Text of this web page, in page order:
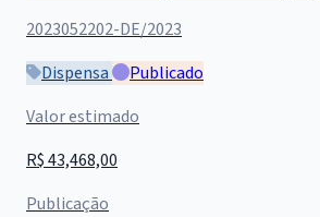
2023052202-DE/2023
Dispensa
Publicado
Valor estimado
R$ 43,468,00
Publicação